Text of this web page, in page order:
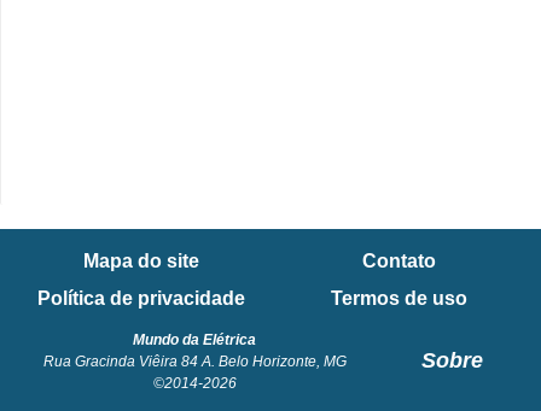
Mapa do site
Contato
Política de privacidade
Termos de uso
Mundo da Elétrica
Rua Gracinda Viêira 84 A. Belo Horizonte, MG
©2014-2026
Sobre